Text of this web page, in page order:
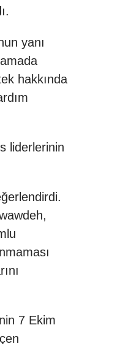
yanı
hakkında
liderlerinin
7 Ekim